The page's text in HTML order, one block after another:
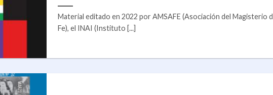
Material editado en 2022 por AMSAFE (Asociación del Magisterio
Fe), el INAI (Instituto [...]